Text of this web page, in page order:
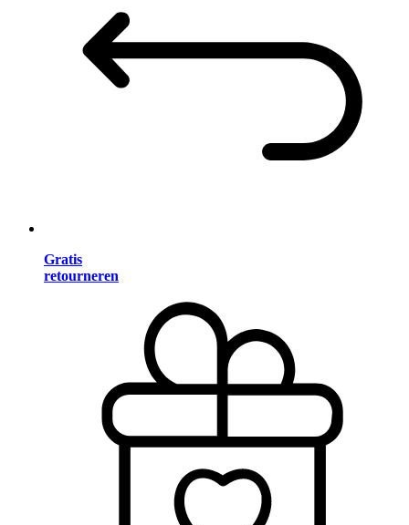
Gratis
retourneren